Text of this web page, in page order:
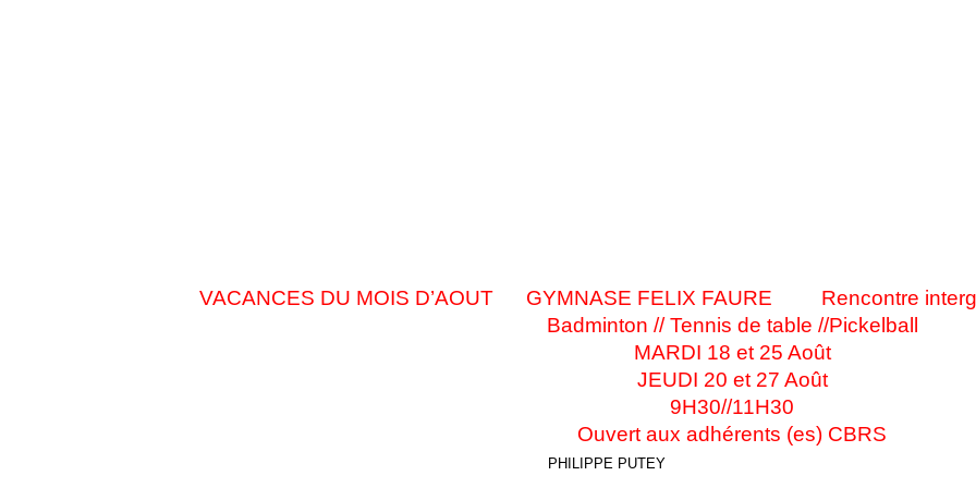
VACANCES DU MOIS D’AOUT GYMNASE FELIX FAURE
Rencontre
Badminton // Tennis de table //Pickelball
MARDI 18 et 25 Août
JEUDI 20 et 27 Août
9H30//11H30
Ouvert aux adhérents (es) CBRS
PHILIPPE PUTEY